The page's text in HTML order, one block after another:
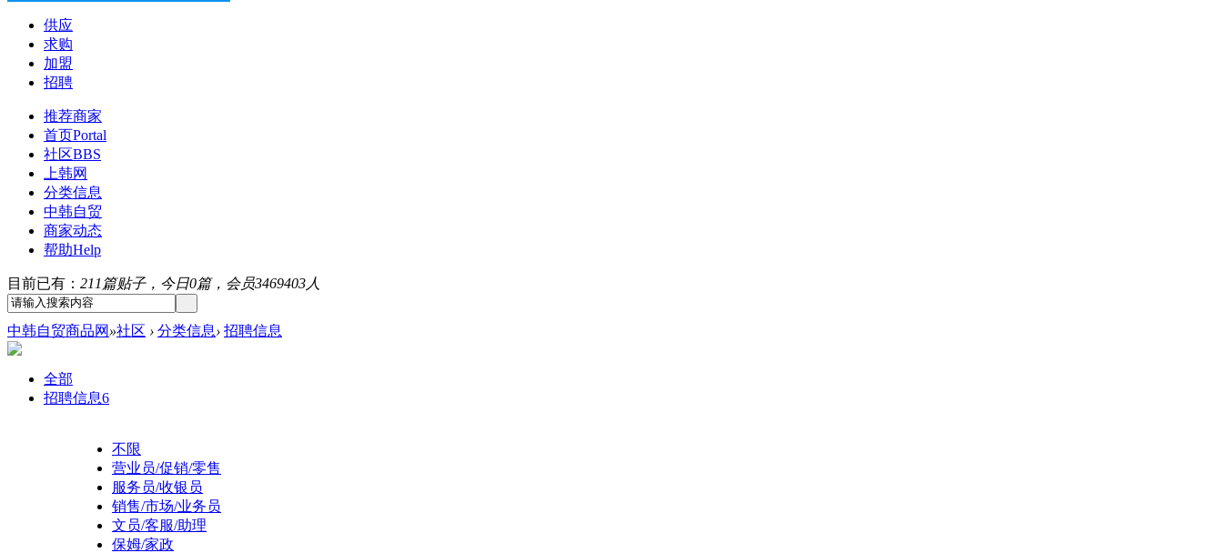
供应
求购
加盟
招聘
推荐商家
首页Portal
社区BBS
上韩网
分类信息
中韩自贸
商家动态
帮助Help
目前已有： 211篇贴子，今日0篇，会员3469403人
中韩自贸商品网 »社区 › 分类信息› 招聘信息
全部
招聘信息6
不限
营业员/促销/零售
服务员/收银员
销售/市场/业务员
文员/客服/助理
保姆/家政